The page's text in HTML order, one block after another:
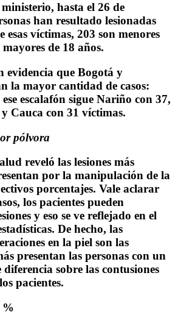
hasta el 26 de
han resultado lesionadas
víctimas, 203 son menores
de 18 años.
evidencia que Bogotá y
la mayor cantidad de casos:
escalafón sigue Nariño con 37,
Cauca con 31 víctimas.
pólvora
reveló las lesiones más
por la manipulación de la
porcentajes. Vale aclarar
los pacientes pueden
y eso se ve reflejado en el
De hecho, las
en la piel son las
presentan las personas con un
sobre las contusiones
pacientes.
%